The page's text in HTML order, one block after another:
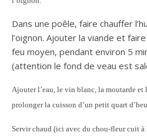
Dans une poêle, faire chauffer
l’oignon. Ajouter la viande et
feu moyen, pendant environ 5
(attention le fond de veau est
Ajouter l’eau, le vin blanc, la moutarde et
prolonger la cuisson d’un petit quart
Servir chaud (ici avec du chou-fleur cuit à